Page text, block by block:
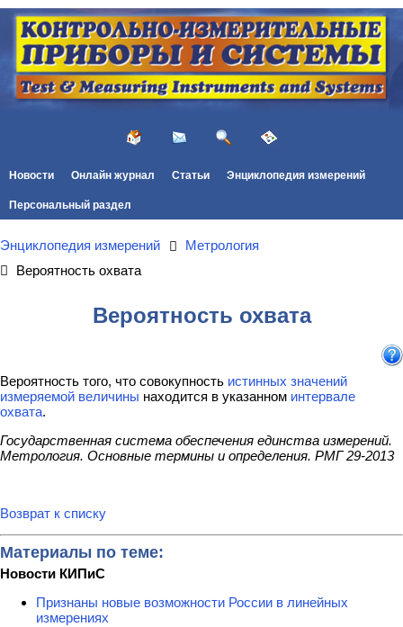
Новости Онлайн журнал Статьи Энциклопедия измерений
Персональный раздел
Энциклопедия измерений
Метрология
Вероятность охвата
Вероятность охвата
Вероятность того, что совокупность истинных значений
измеряемой величины находится в указанном интервале
охвата.
Государственная система обеспечения единства измерений.
Метрология. Основные термины и определения. РМГ 29-2013
Возврат к списку
Материалы по теме:
Новости КИПиС
Признаны новые возможности России в линейных
измерениях